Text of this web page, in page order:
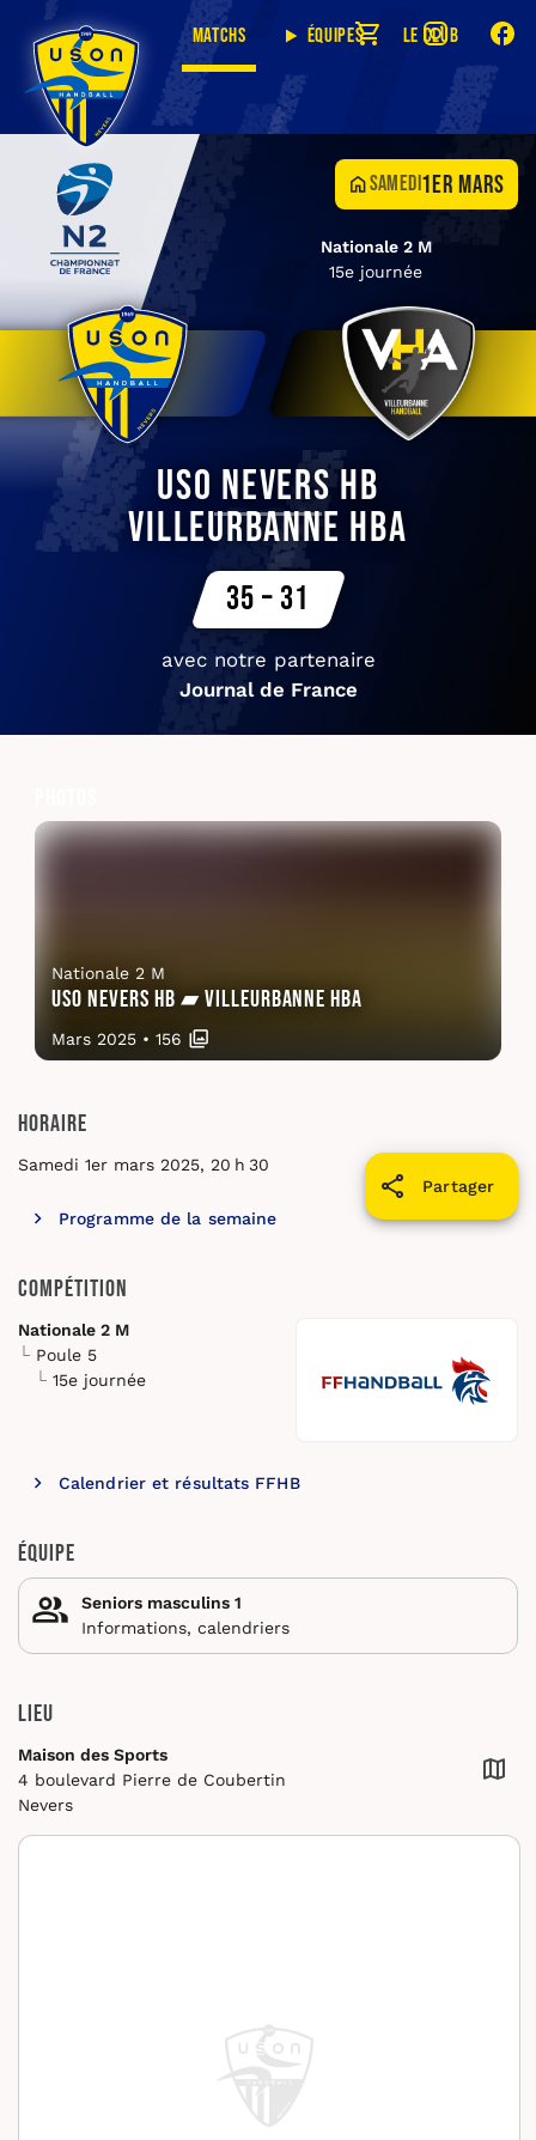
Matchs Équipes Le club
samedi 1er mars
Nationale 2 M
15e journée
USO Nevers HB
Villeurbanne HBA
35 – 31
avec notre partenaire
Journal de France
Nationale 2 M
USO Nevers HB ▰ Villeurbanne HBA
Mars 2025 • 156
Horaire
Partager
Samedi 1er mars 2025, 20 h 30
Programme de la semaine
Compétition
Nationale 2 M
Poule 5
15e journée
Calendrier et résultats FFHB
Équipe
Seniors masculins 1
Informations, calendriers
Lieu
Maison des Sports
4 boulevard Pierre de Coubertin
Nevers